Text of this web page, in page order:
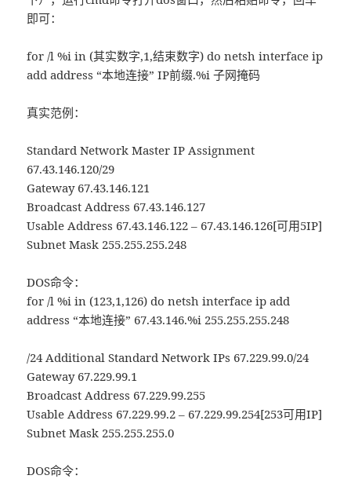
即可：
for /l %i in (其实数字,1,结束数字) do netsh interface ip
add address “本地连接” IP前缀.%i 子网掩码
真实范例：
Standard Network Master IP Assignment
67.43.146.120/29
Gateway 67.43.146.121
Broadcast Address 67.43.146.127
Usable Address 67.43.146.122 – 67.43.146.126[可用5IP]
Subnet Mask 255.255.255.248
DOS命令：
for /l %i in (123,1,126) do netsh interface ip add
address “本地连接” 67.43.146.%i 255.255.255.248
/24 Additional Standard Network IPs 67.229.99.0/24
Gateway 67.229.99.1
Broadcast Address 67.229.99.255
Usable Address 67.229.99.2 – 67.229.99.254[253可用IP]
Subnet Mask 255.255.255.0
DOS命令：